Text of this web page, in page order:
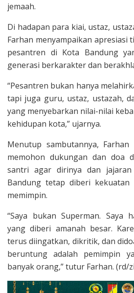
jemaah.
Di hadapan para kiai, ustaz,
Farhan menyampaikan apresiasi
pesantren di Kota Bandung
generasi berkarakter dan
“Pesantren bukan hanya
tapi juga guru, ustaz, ustazah,
yang menyebarkan nilai-nilai
kehidupan kota,” ujarnya.
Menutup sambutannya,
memohon dukungan dan doa
santri agar dirinya dan jajaran
Bandung tetap diberi kekuatan
memimpin.
“Saya bukan Superman. Saya
yang diberi amanah besar.
terus diingatkan, dikritik, dan
beruntung adalah pemimpin
banyak orang,” tutur Farhan. (rd/